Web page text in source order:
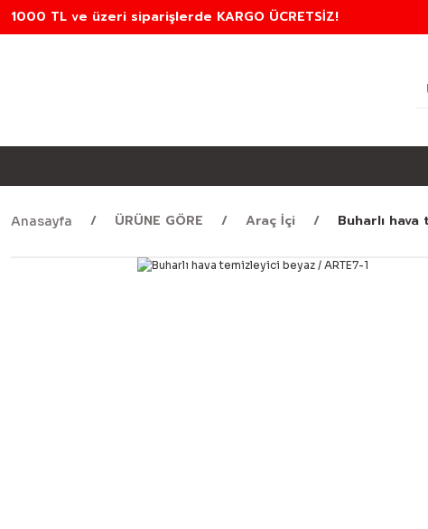
1000 TL ve üzeri siparişlerde KARGO ÜCRETSİZ!
Anasayfa ÜRÜNE GÖRE Araç İçi Buharlı